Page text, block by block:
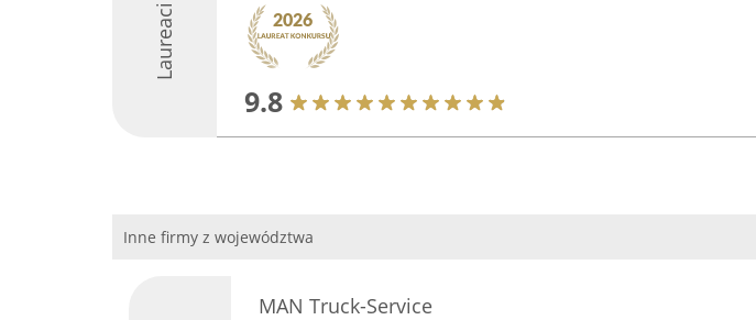
Laureaci
9.8
Inne firmy z województwa
MAN Truck-Service